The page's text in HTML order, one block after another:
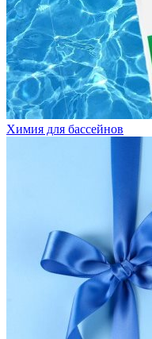
Химия для бассейнов